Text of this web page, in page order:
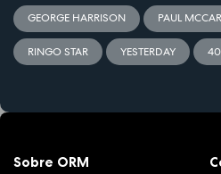
GEORGE HARRISON PAUL
RINGO STAR YESTERDAY 40
Sobre ORM